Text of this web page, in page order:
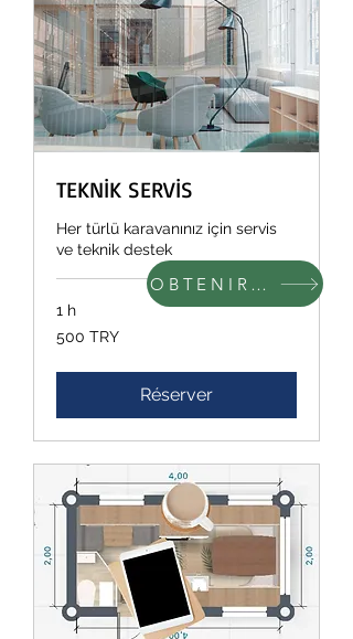
TEKNİK SERVİS
Her türlü karavanınız için servis
ve teknik destek
1 h
500
livres
500 TRY
Réserver
OBTENIR DES INFORMATIONS